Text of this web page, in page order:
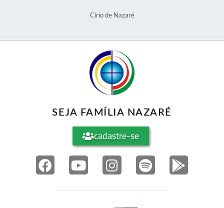
Círio de Nazaré
SEJA FAMÍLIA NAZARÉ
cadastre-se